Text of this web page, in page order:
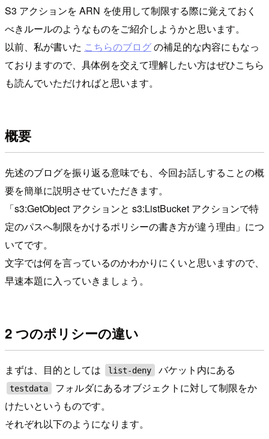
S3 アクションを ARN を使用して制限する際に覚えておく
べきルールのようなものをご紹介しようかと思います。
以前、私が書いた こちらのブログの補足的な内容にもなっ
ておりますので、具体例を交えて理解したい方はぜひこちら
も読んでいただければと思います。
概要
先述のブログを振り返る意味でも、今回お話しすることの概
要を簡単に説明させていただきます。
「s3:GetObject アクションと s3:ListBucket アクションで特
定のパスへ制限をかけるポリシーの書き方が違う理由」につ
いてです。
文字では何を言っているのかわかりにくいと思いますので、
早速本題に入っていきましょう。
2 つのポリシーの違い
まずは、目的としては list-deny バケット内にある
testdata
フォルダにあるオブジェクトに対して制限をか
けたいというものです。
それぞれ以下のようになります。